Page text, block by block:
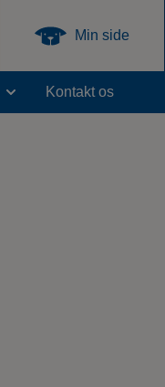
Min side
Kontakt os